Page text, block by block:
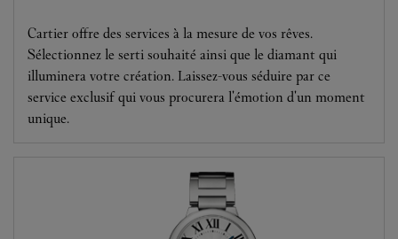
Cartier offre des services à la mesure de vos rêves.
Sélectionnez le serti souhaité ainsi que le diamant qui
illuminera votre création. Laissez-vous séduire par ce
service exclusif qui vous procurera l'émotion d'un moment
unique.